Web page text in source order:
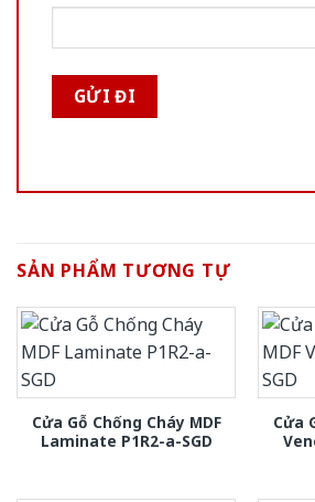
SẢN PHẨM TƯƠNG TỰ
Cửa Gỗ Chống Cháy MDF
Laminate P1R2-a-SGD
Cửa